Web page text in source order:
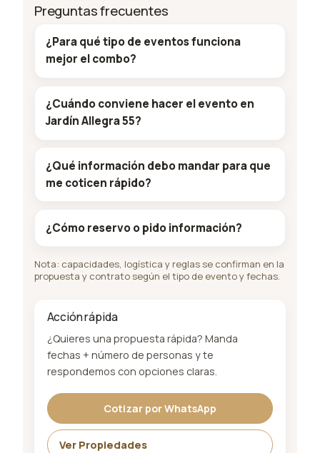
Preguntas frecuentes
¿Para qué tipo de eventos funciona
mejor el combo?
¿Cuándo conviene hacer el evento en
Jardín Allegra 55?
¿Qué información debo mandar para que
me coticen rápido?
¿Cómo reservo o pido información?
Nota: capacidades, logística y reglas se confirman en la
propuesta y contrato según el tipo de evento y fechas.
Acción rápida
¿Quieres una propuesta rápida? Manda
fechas + número de personas y te
respondemos con opciones claras.
Cotizar por WhatsApp
Ver Propiedades